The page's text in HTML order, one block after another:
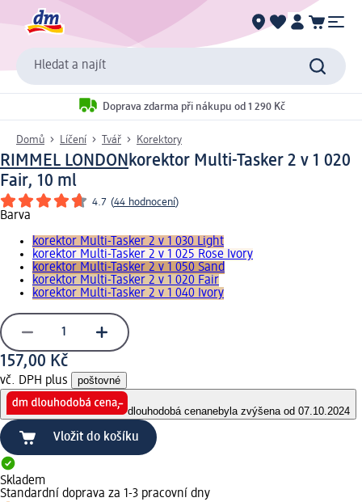
Hledat a najít
Doprava zdarma při nákupu od 1 290 Kč
Domů Líčení Tvář Korektory
RIMMEL LONDONkorektor Multi-Tasker 2 v 1 020
Fair, 10 ml
4.7 (44 hodnocení)
Barva
korektor Multi-Tasker 2 v 1 030 Light
korektor Multi-Tasker 2 v 1 025 Rose Ivory
korektor Multi-Tasker 2 v 1 050 Sand
korektor Multi-Tasker 2 v 1 020 Fair
korektor Multi-Tasker 2 v 1 040 Ivory
157,00 Kč
vč. DPH plus poštovné
dlouhodobá cenanebyla zvýšena od 07.10.2024
Vložit do košíku
Skladem
Standardní doprava za 1-3 pracovní dny